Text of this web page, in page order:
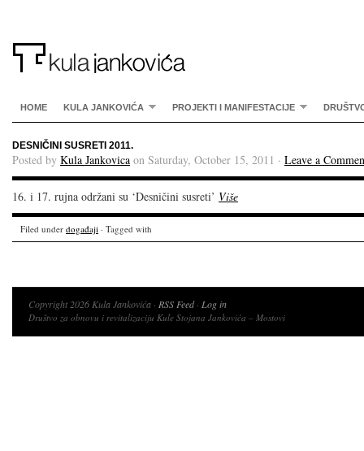
HOME KULA JANKOVIĆA PROJEKTI I MANIFESTACIJE
DESNIČINI SUSRETI 2011.
Posted by Kula Jankovica on Saturday, October 15, 2011 · Leave a
16. i 17. rujna održani su ‘Desničini susreti’ Više
Filed under događaji · Tagged with
Copyright 2026 Kula Jankovića · RSS Feed· Log in
Društvo za obnovu i revitalizaciju Kule Stojana Jankovića – Mostovi